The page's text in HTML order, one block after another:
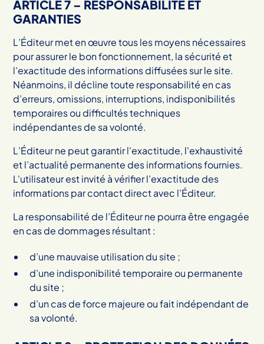
ARTICLE 7 – RESPONSABILITÉ ET
GARANTIES
L’Éditeur met en œuvre tous les moyens nécessaires
pour assurer le bon fonctionnement, la sécurité et
l’exactitude des informations diffusées sur le site.
Néanmoins, il décline toute responsabilité en cas
d’erreurs, omissions, interruptions, indisponibilités
temporaires ou difficultés techniques
indépendantes de sa volonté.
L’Éditeur ne peut garantir l'exactitude, l'exhaustivité
et l’actualité permanente des informations fournies.
L'utilisateur est invité à vérifier l’exactitude des
informations par contact direct avec l’Éditeur.
La responsabilité de l’Éditeur ne pourra être engagée
en cas de dommages résultant :
d’une mauvaise utilisation du site ;
d’une indisponibilité temporaire ou permanente
du site ;
d’un cas de force majeure ou fait indépendant de
sa volonté.